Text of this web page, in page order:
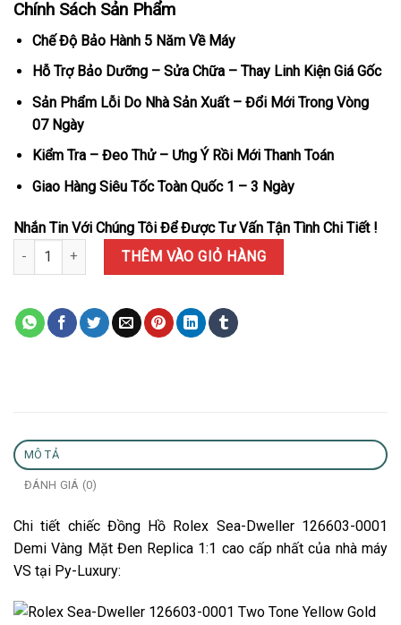
Chính Sách Sản Phẩm
Chế Độ Bảo Hành 5 Năm Về Máy
Hỗ Trợ Bảo Dưỡng – Sửa Chữa – Thay Linh Kiện Giá Gốc
Sản Phẩm Lỗi Do Nhà Sản Xuất – Đổi Mới Trong Vòng
07 Ngày
Kiểm Tra – Đeo Thử – Ưng Ý Rồi Mới Thanh Toán
Giao Hàng Siêu Tốc Toàn Quốc 1 – 3 Ngày
Nhắn Tin Với Chúng Tôi Để Được Tư Vấn Tận Tình Chi Tiết !
Đồng Hồ Rolex Sea-Dweller 126603-0001 Demi Vàng Mặt Đen
THÊM VÀO GIỎ HÀNG
MÔ TẢ
ĐÁNH GIÁ (0)
Chi tiết chiếc Đồng Hồ Rolex Sea-Dweller 126603-0001
Demi Vàng Mặt Đen Replica 1:1 cao cấp nhất của nhà máy
VS tại Py-Luxury: